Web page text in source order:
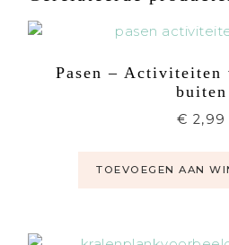
Pasen – Activiteiten
buiten
€ 2,99
TOEVOEGEN AAN